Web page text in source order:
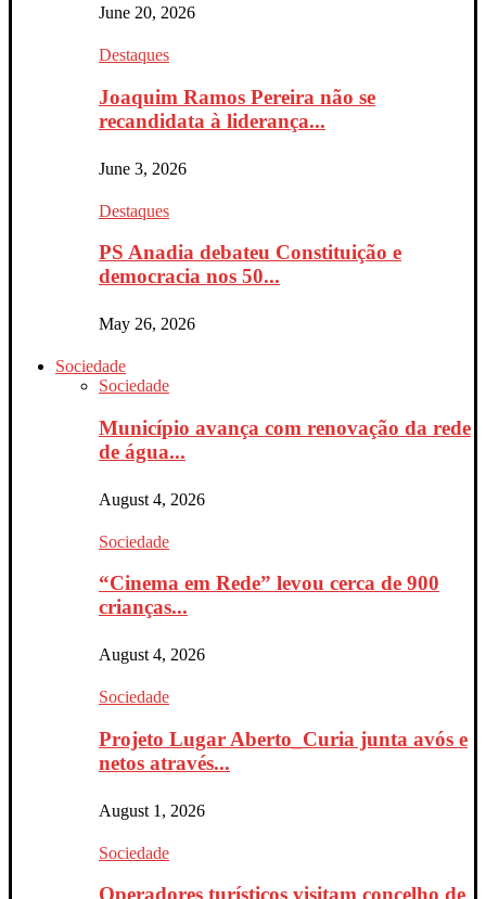
June 20, 2026
Destaques
Joaquim Ramos Pereira não se
recandidata à liderança...
June 3, 2026
Destaques
PS Anadia debateu Constituição e
democracia nos 50...
May 26, 2026
Sociedade
Sociedade
Município avança com renovação da rede
de água...
August 4, 2026
Sociedade
“Cinema em Rede” levou cerca de 900
crianças...
August 4, 2026
Sociedade
Projeto Lugar Aberto_Curia junta avós e
netos através...
August 1, 2026
Sociedade
Operadores turísticos visitam concelho de